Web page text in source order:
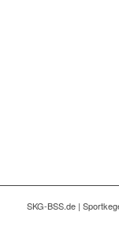
SKG-BSS.de |